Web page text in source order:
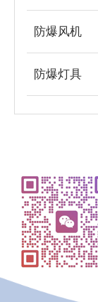
防爆风机
防爆灯具